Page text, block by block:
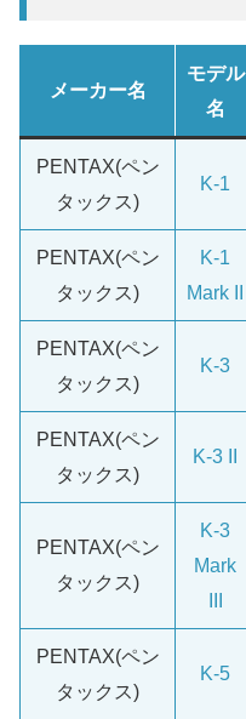
メーカー名
モデル
名
PENTAX(ペン
タックス)
K-1
PENTAX(ペン
タックス)
K-1
Mark II
PENTAX(ペン
タックス)
K-3
PENTAX(ペン
タックス)
K-3 II
PENTAX(ペン
タックス)
K-3
Mark
PENTAX(ペン
タックス)
K-5